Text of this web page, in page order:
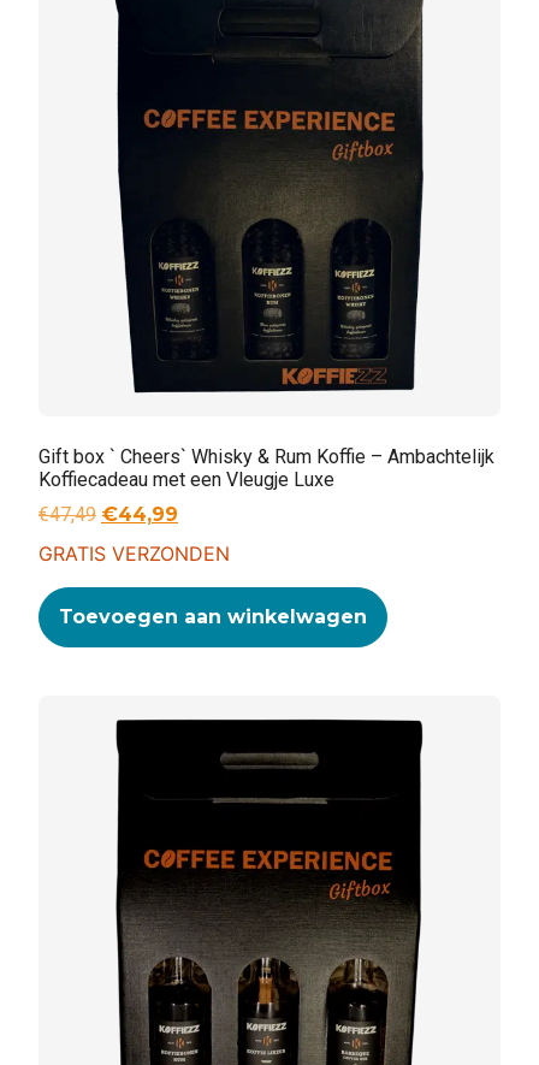
Gift box ` Cheers` Whisky & Rum Koffie – Ambachtelijk
Koffiecadeau met een Vleugje Luxe
€47,49 €44,99
GRATIS VERZONDEN
Toevoegen aan winkelwagen